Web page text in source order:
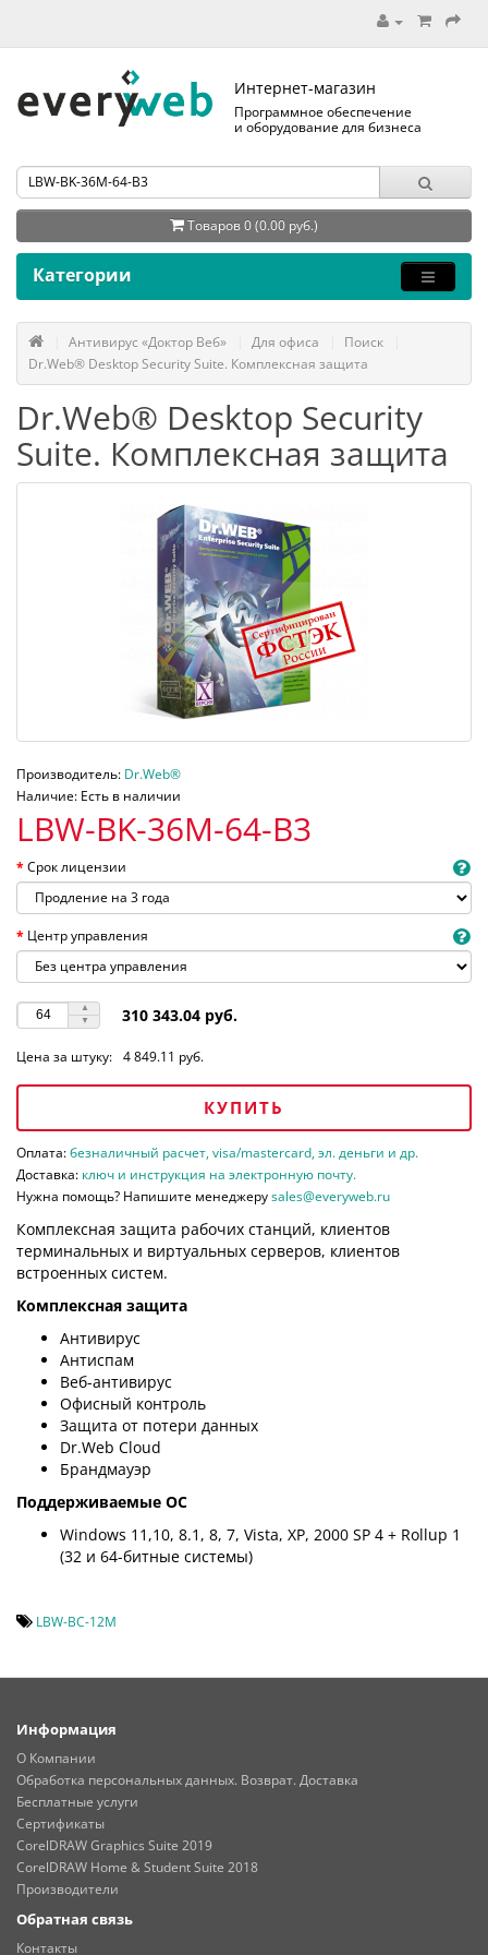
Интернет-магазин
Программное обеспечение
и оборудование для бизнеса
Товаров 0 (0.00 руб.)
Категории
Антивирус «Доктор Веб» Для офиса
Поиск
Dr.Web® Desktop Security Suite. Комплексная защита
Dr.Web® Desktop Security
Suite. Комплексная защита
Производитель: Dr.Web®
Наличие: Есть в наличии
LBW-BK-36M-64-B3
Срок лицензии
Центр управления
310 343.04 руб.
Цена за штуку: 4 849.11 руб.
КУПИТЬ
Оплата:безналичный расчет, visa/mastercard, эл. деньги и др.
Доставка: ключ и инструкция на электронную почту.
Нужна помощь? Напишите менеджеруsales@everyweb.ru
Комплексная защита рабочих станций, клиентов
терминальных и виртуальных серверов, клиентов
встроенных систем.
Комплексная защита
Антивирус
Антиспам
Веб-антивирус
Офисный контроль
Защита от потери данных
Dr.Web Cloud
Брандмауэр
Поддерживаемые ОС
Windows 11,10, 8.1, 8, 7, Vista, XP, 2000 SP 4 + Rollup 1
(32 и 64-битные системы)
LBW-BC-12M
Информация
О Компании
Обработка персональных данных. Возврат. Доставка
Бесплатные услуги
Сертификаты
CorelDRAW Graphics Suite 2019
CorelDRAW Home & Student Suite 2018
Производители
Обратная связь
Контакты